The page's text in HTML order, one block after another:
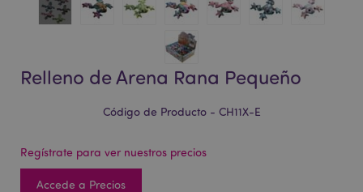
Relleno de Arena Rana Pequeño
Código de Producto - CH11X-E
Regístrate para ver nuestros precios
Accede a Precios